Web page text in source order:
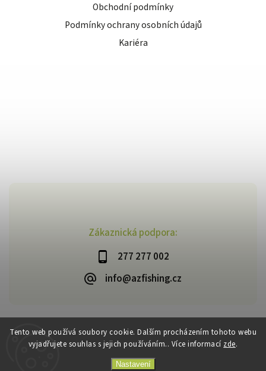
Tento web používá soubory cookie. Dalším procházením tohoto webu
vyjadřujete souhlas s jejich používáním.. Více informací zde.
Nastavení
Zákaznická podpora:
277 277 002
info@azfishing.cz
Obchodní podmínky
Podmínky ochrany osobních údajů
Kariéra
Copyright 2026AzFishing.cz. Všechna práva vyhrazena.
VytvořilShoptet| Design